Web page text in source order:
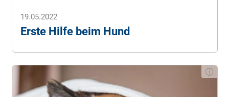
19.05.2022
Erste Hilfe beim Hund